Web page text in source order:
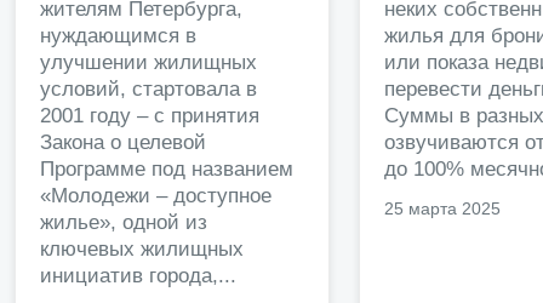
жителям Петербурга,
нуждающимся в
улучшении жилищных
условий, стартовала в
2001 году – с принятия
Закона о целевой
Программе под названием
«Молодежи – доступное
жилье», одной из
ключевых жилищных
инициатив города,...
неких
жилья для
или показа
перевести
Суммы в
озвучиваются
до 100%
25 марта 2025